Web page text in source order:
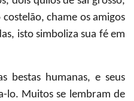
chame os amigos
isto simboliza sua fé em
bestas humanas, e seus
lo. Muitos se lembram de